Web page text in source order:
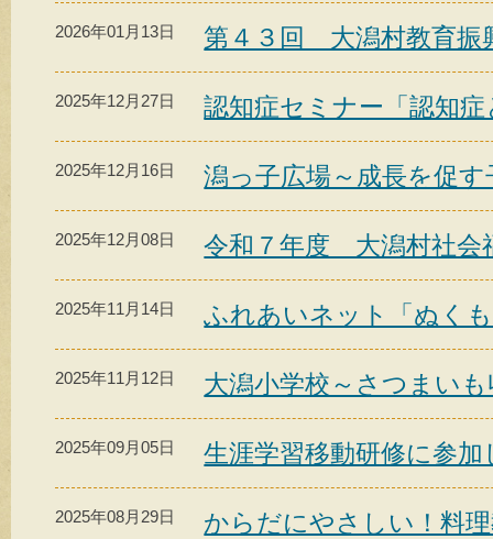
2026年01月13日 第４３回 大潟村教育振
2025年12月27日 認知症セミナー「認知
2025年12月16日 潟っ子広場～成長を促
2025年12月08日 令和７年度 大潟村社会
2025年11月14日 ふれあいネット「ぬく
2025年11月12日 大潟小学校～さつまい
2025年09月05日 生涯学習移動研修に参
2025年08月29日
からだにやさしい！料